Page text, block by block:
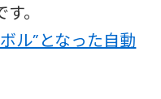
。
ル”となった自動